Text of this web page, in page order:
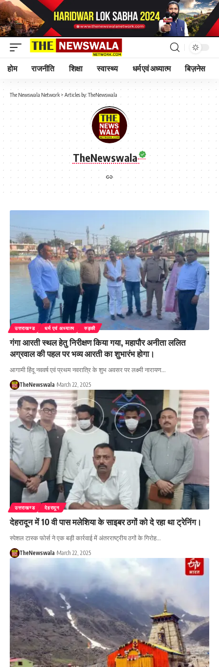
होम राजनीति शिक्षा स्वास्थ्य धर्म एवं अध्यात्म बिज़नेस
The Newswala Network > Articles by: TheNewswala
TheNewswala
उत्तराखण्ड धर्म एवं अध्यात्म रुड़की
गंगा आरती स्थल हेतु निरीक्षण किया गया, महापौर अनीता ललित
अग्रवाल की पहल पर भव्य आरती का शुभारंभ होगा।
आगामी हिंदू नववर्ष एवं प्रथम नवरात्रि के शुभ अवसर पर लक्ष्मी नारायण…
TheNewswala March 22, 2025
उत्तराखण्ड देहरादून
देहरादून में 10 वी पास मलेशिया के साइबर ठगों को दे रहा था ट्रेनिंग।
स्पेशल टास्क फोर्स ने एक बड़ी कार्रवाई में अंतरराष्ट्रीय ठगों के गिरोह…
TheNewswala March 22, 2025